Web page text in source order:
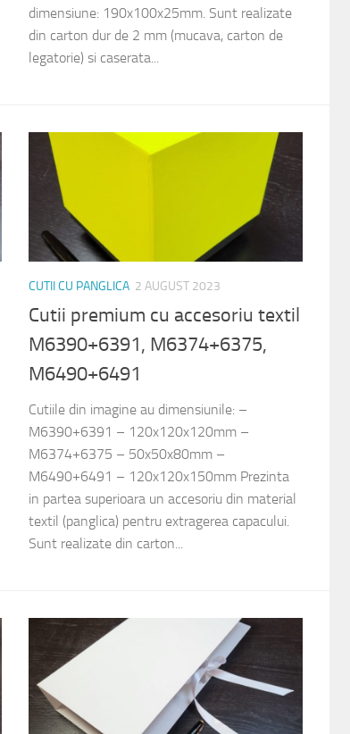
dimensiune: 190x100x25mm. Sunt realizate
din carton dur de 2 mm (mucava, carton de
legatorie) si caserata...
CUTII CU PANGLICA 2 AUGUST 2023
Cutii premium cu accesoriu textil
M6390+6391, M6374+6375,
M6490+6491
Cutiile din imagine au dimensiunile: –
M6390+6391 – 120x120x120mm –
M6374+6375 – 50x50x80mm –
M6490+6491 – 120x120x150mm Prezinta
in partea superioara un accesoriu din material
textil (panglica) pentru extragerea capacului.
Sunt realizate din carton...